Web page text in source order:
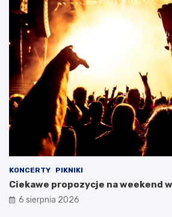
KONCERTY PIKNIKI
Ciekawe propozycje na weekend
6 sierpnia 2026